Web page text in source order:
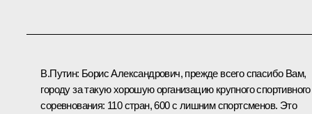
В.Путин: Борис Александрович, прежде всего спасибо Вам,
городу за такую хорошую организацию крупного спортивного
соревнования: 110 стран, 600 с лишним спортсменов. Это